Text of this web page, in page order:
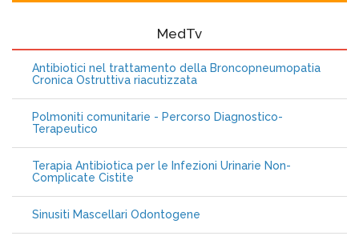
MedTv
Antibiotici nel trattamento della Broncopneumopatia
Cronica Ostruttiva riacutizzata
Polmoniti comunitarie - Percorso Diagnostico-
Terapeutico
Terapia Antibiotica per le Infezioni Urinarie Non-
Complicate Cistite
Sinusiti Mascellari Odontogene